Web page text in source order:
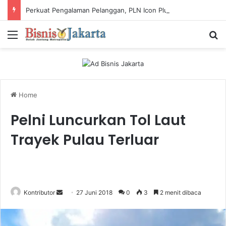
Menu
Home
Pelni Luncurkan Tol Laut
Trayek Pulau Terluar
Kontributor 27 Juni 2018 0 3 2 menit dibaca